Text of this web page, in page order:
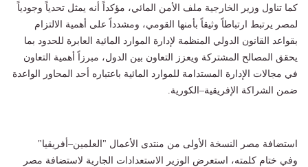
كما تناول وزير الخارجية ملف الأمن المائي، مؤكداً أنه يمثل تحدياً وجودياً
لمصر يرتبط ارتباطاً وثيقاً بأمنها القومي، ومشدداً على أهمية الالتزام
بقواعد القانون الدولي المنظمة لإدارة الموارد المائية العابرة للحدود بما
يحقق المصالح المشتركة ويعزز التعاون بين الدول، مبرزاً أهمية التعاون
في مجالات الإدارة المستدامة للموارد المائية باعتباره أحد المحاور الواعدة
ضمن الشراكة الإفريقية–الكورية.
استضافة مصر النسخة الأولى من منتدى الأعمال "العلمين–أفريقيا"
وفي ختام كلمته، استعرض الوزير الاستعدادات الجارية لاستضافة مصر